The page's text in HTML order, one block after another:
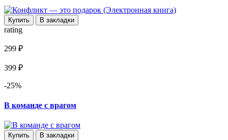
Купить В закладки
rating
299 ₽
399 ₽
-25%
В команде с врагом
Купить В закладки